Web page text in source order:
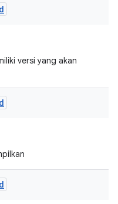
versi yang akan